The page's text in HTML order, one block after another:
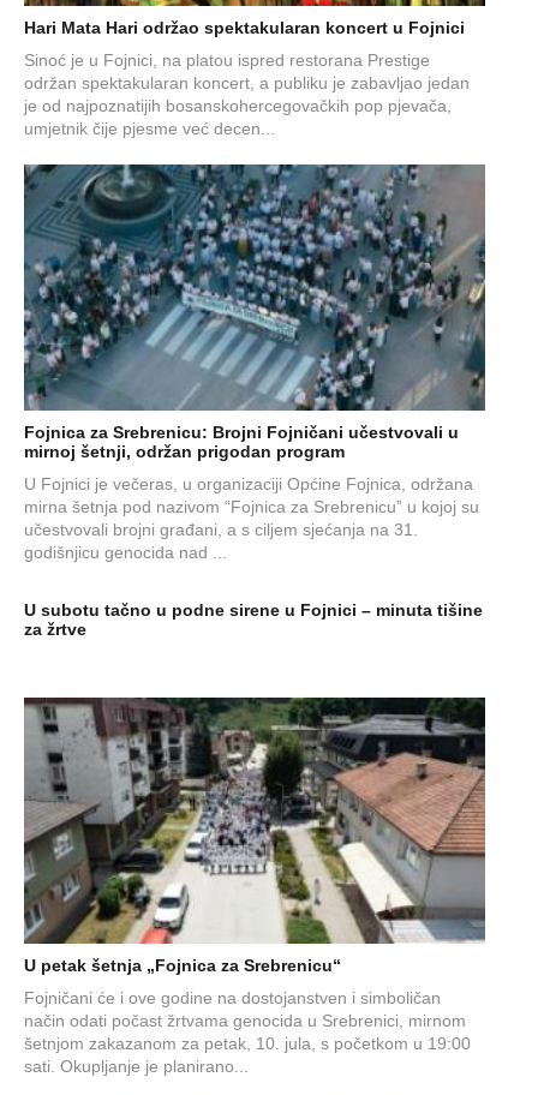
Hari Mata Hari održao spektakularan koncert u Fojnici
Sinoć je u Fojnici, na platou ispred restorana Prestige
održan spektakularan koncert, a publiku je zabavljao jedan
je od najpoznatijih bosanskohercegovačkih pop pjevača,
umjetnik čije pjesme već decen...
Fojnica za Srebrenicu: Brojni Fojničani učestvovali u
mirnoj šetnji, održan prigodan program
U Fojnici je večeras, u organizaciji Općine Fojnica, održana
mirna šetnja pod nazivom “Fojnica za Srebrenicu” u kojoj su
učestvovali brojni građani, a s ciljem sjećanja na 31.
godišnjicu genocida nad ...
U subotu tačno u podne sirene u Fojnici – minuta tišine
za žrtve
U petak šetnja „Fojnica za Srebrenicu“
Fojničani će i ove godine na dostojanstven i simboličan
način odati počast žrtvama genocida u Srebrenici, mirnom
šetnjom zakazanom za petak, 10. jula, s početkom u 19:00
sati. Okupljanje je planirano...